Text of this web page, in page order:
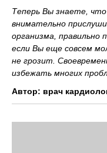
Теперь Вы знаете,
внимательно
организма,
если Вы еще совсем
не грозит.
избежать многих
Автор: врач